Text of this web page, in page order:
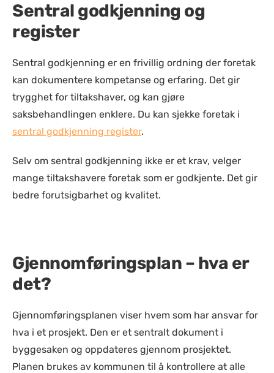
Sentral godkjenning og
register
Sentral godkjenning er en frivillig ordning der foretak
kan dokumentere kompetanse og erfaring. Det gir
trygghet for tiltakshaver, og kan gjøre
saksbehandlingen enklere. Du kan sjekke foretak i
sentral godkjenning register.
Selv om sentral godkjenning ikke er et krav, velger
mange tiltakshavere foretak som er godkjente. Det gir
bedre forutsigbarhet og kvalitet.
Gjennomføringsplan – hva er
det?
Gjennomføringsplanen viser hvem som har ansvar for
hva i et prosjekt. Den er et sentralt dokument i
byggesaken og oppdateres gjennom prosjektet.
Planen brukes av kommunen til å kontrollere at alle